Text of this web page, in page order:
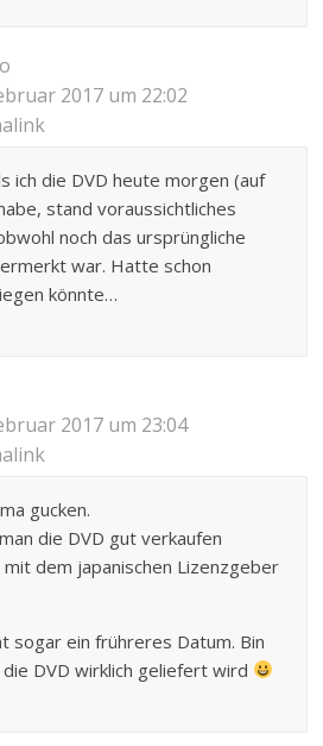
2017 um 22:02
ich die DVD heute morgen (auf
stand voraussichtliches
noch das ursprüngliche
war. Hatte schon
könnte…
2017 um 23:04
gucken.
die DVD gut verkaufen
dem japanischen Lizenzgeber
sogar ein frühreres Datum. Bin
DVD wirklich geliefert wird